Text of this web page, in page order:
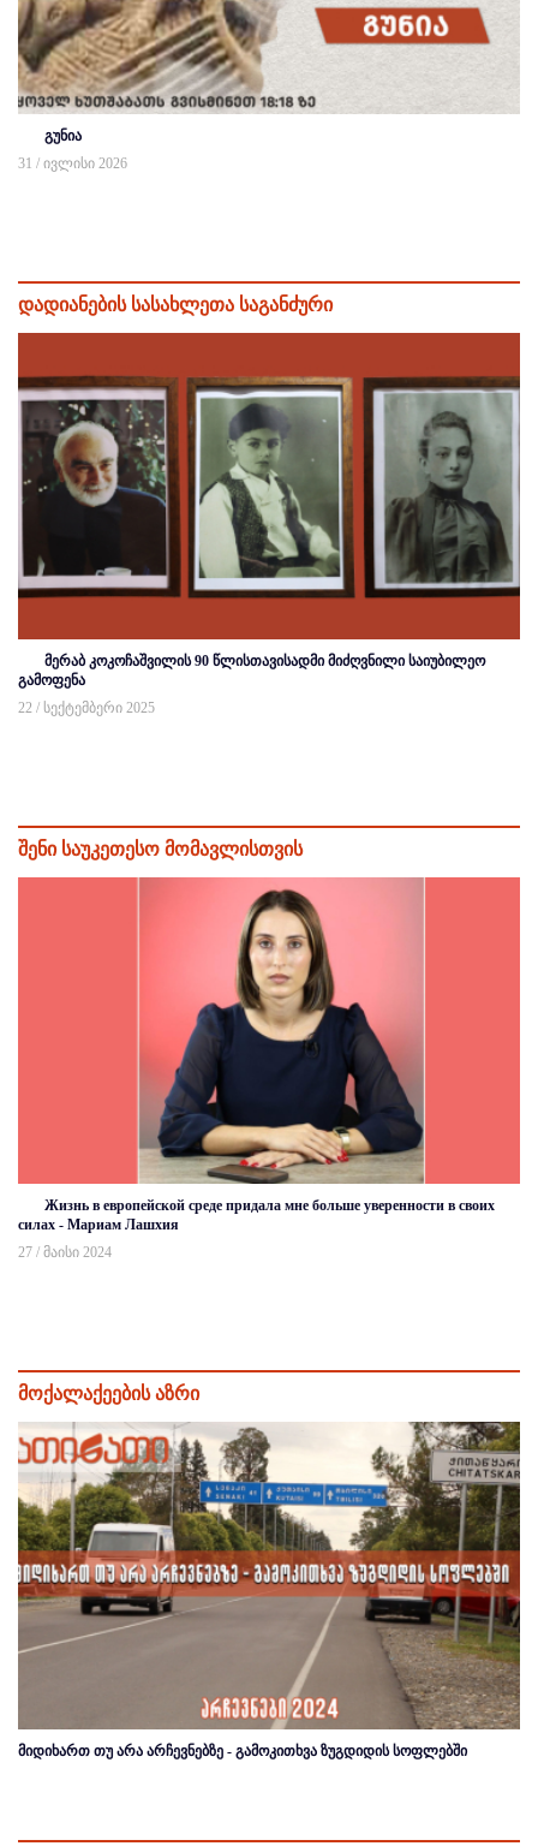
გუნია
31 / ივლისი 2026
დადიანების სასახლეთა საგანძური
მერაბ კოკოჩაშვილის 90 წლისთავისადმი მიძღვნილი საიუბილეო
გამოფენა
22 / სექტემბერი 2025
შენი საუკეთესო მომავლისთვის
Жизнь в европейской среде придала мне больше уверенности в своих
силах - Мариам Лашхия
27 / მაისი 2024
მოქალაქეების აზრი
მიდიხართ თუ არა არჩევნებზე - გამოკითხვა ზუგდიდის სოფლებში